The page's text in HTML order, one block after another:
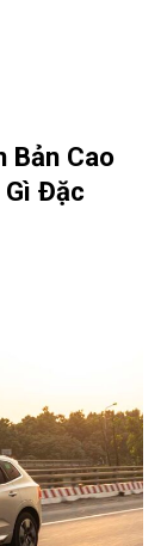
Bản Cao
Gì Đặc